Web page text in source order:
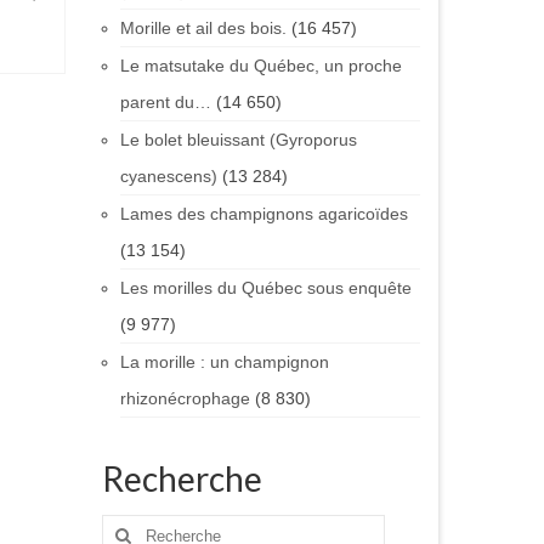
Morille et ail des bois. (16 457)
Le matsutake du Québec, un proche
parent du…
(14 650)
Le bolet bleuissant (Gyroporus
cyanescens) (13 284)
Lames des champignons agaricoïdes
(13 154)
Les morilles du Québec sous enquête
(9 977)
La morille : un champignon
rhizonécrophage (8 830)
Recherche
Rechercher